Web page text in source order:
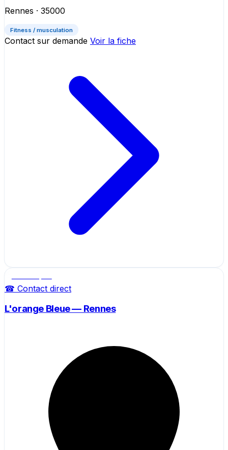
Rennes · 35000
Fitness / musculation
Contact sur demande Voir la fiche
☎ Contact direct
L'orange Bleue — Rennes